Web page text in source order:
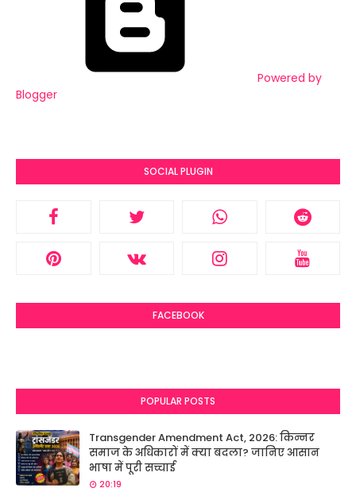
Powered by
Blogger
SOCIAL PLUGIN
FACEBOOK
POPULAR POSTS
Transgender Amendment Act, 2026: किन्नर
समाज के अधिकारों में क्या बदला? जानिए आसान
भाषा में पूरी सच्चाई
20:19